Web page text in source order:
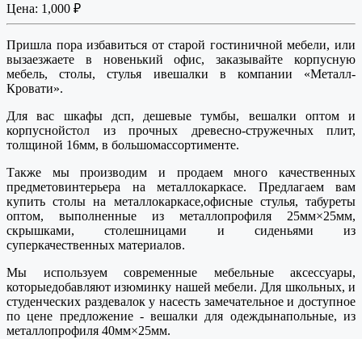
Цена: 1,000 ₽
Пришла пора избавиться от старой гостиничной мебели, или
вызаезжаете в новенький офис, заказывайте корпусную
мебель, столы, стулья ивешалки в компании «Металл-
Кровати».
Для вас шкафы дсп, дешевые тумбы, вешалки оптом и
корпуснойстол из прочных древесно-стружечных плит,
толщиной 16мм, в большомассортименте.
Также мы производим и продаем много качественных
предметовинтерьера на металлокаркасе. Предлагаем вам
купить столы на металлокаркасе,офисные стулья, табуреты
оптом, выполненные из металлопрофиля 25мм×25мм,
скрышками, столешницами и сиденьями из
суперкачественных материалов.
Мы используем современные мебельные аксессуары,
которыедобавляют изюминку нашей мебели. Для школьных, и
студенческих раздевалок у насесть замечательное и доступное
по цене предложение - вешалки для одеждынапольные, из
металлопрофиля 40мм×25мм.